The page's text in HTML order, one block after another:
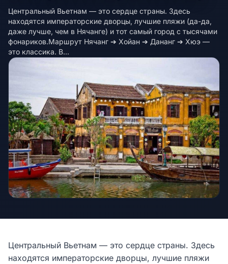
Центральный Вьетнам — это сердце страны. Здесь
находятся императорские дворцы, лучшие пляжи (да-да,
даже лучше, чем в Нячанге) и тот самый город с тысячами
фонариков.Маршрут Нячанг ➔ Хойан ➔ Дананг ➔ Хюэ —
это классика. В...
Центральный Вьетнам — это сердце страны. Здесь
находятся императорские дворцы, лучшие пляжи